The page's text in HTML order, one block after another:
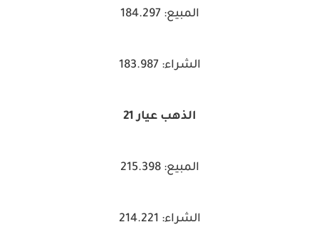
المبيع: 184.297
الشراء: 183.987
الذهب عيار 21
المبيع: 215.398
الشراء: 214.221